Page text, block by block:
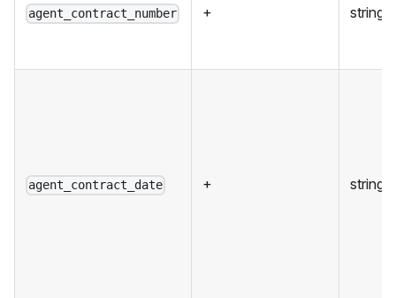
agent_contract_number + string
agent_contract_date + string